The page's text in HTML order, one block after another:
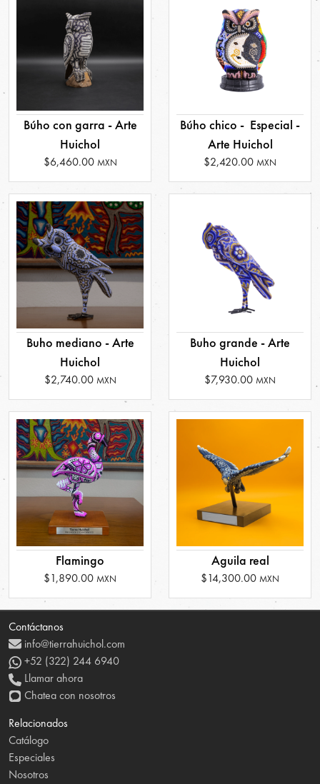
Búho con garra - Arte
Huichol
$6,460.00 MXN
Búho chico - Especial -
Arte Huichol
$2,420.00 MXN
Buho mediano - Arte
Huichol
$2,740.00 MXN
Buho grande - Arte
Huichol
$7,930.00 MXN
Flamingo
$1,890.00 MXN
Aguila real
$14,300.00 MXN
Contáctanos
info@tierrahuichol.com
+52 (322) 244 6940
Llamar ahora
Chatea con nosotros
Relacionados
Catálogo
Especiales
Nosotros